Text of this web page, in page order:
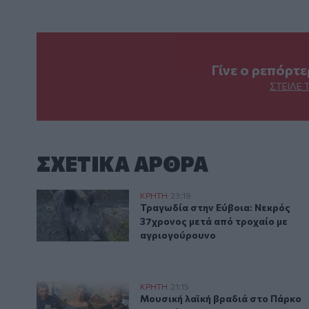
Γίνε ο
ΣΤΕΊΛΕ
ΣΧΕΤΙΚA AΡΘΡΑ
Τραγωδία στην Εύβοια: Νεκρός 37χρονος μετά από
ΚΡΗΤΗ 23:19
Τραγωδία στην Εύβοια: Νεκρός
Τραγωδία στην Εύβοια: Νεκρός
37χρονος μετά από τροχαίο με
αγριογούρουνο
Μουσική λαϊκή βραδιά στο Πάρκο Κνωσού την
ΚΡΗΤΗ 21:15
Μουσική λαϊκή βραδιά στο
Μουσική λαϊκή βραδιά στο Πάρκο